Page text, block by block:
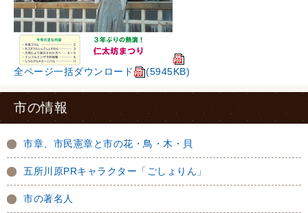
全ページ一括ダウンロード (5945KB)
市の情報
市章、市民憲章と市の花・鳥・木・貝
五所川原PRキャラクター「ごしょりん」
市の著名人